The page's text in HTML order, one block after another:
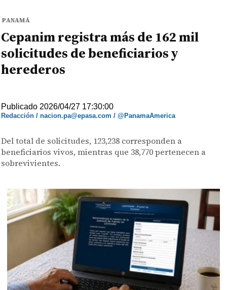
PANAMÁ
Cepanim registra más de 162 mil
solicitudes de beneficiarios y
herederos
Publicado 2026/04/27 17:30:00
Redacción / nacion.pa@epasa.com / @PanamaAmerica
Del total de solicitudes, 123,238 corresponden a
beneficiarios vivos, mientras que 38,770 pertenecen a
sobrevivientes.